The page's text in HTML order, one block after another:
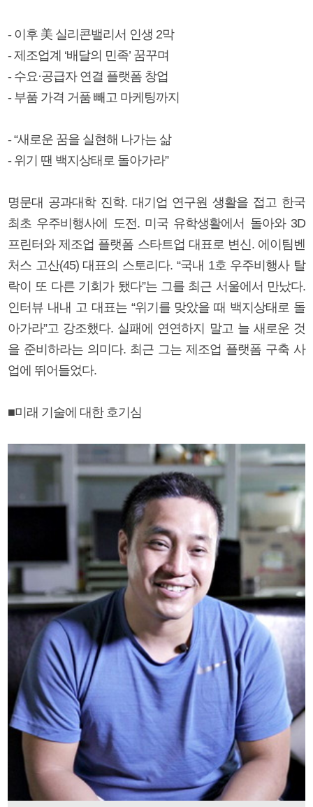
- 이후 美 실리콘밸리서 인생 2막
- 제조업계 ‘배달의 민족’ 꿈꾸며
- 수요·공급자 연결 플랫폼 창업
- 부품 가격 거품 빼고 마케팅까지
- “새로운 꿈을 실현해 나가는 삶
- 위기 땐 백지상태로 돌아가라”
명문대 공과대학 진학. 대기업 연구원 생활을 접고 한국
최초 우주비행사에 도전. 미국 유학생활에서 돌아와 3D
프린터와 제조업 플랫폼 스타트업 대표로 변신. 에이팀벤
처스 고산(45) 대표의 스토리다. “국내 1호 우주비행사 탈
락이 또 다른 기회가 됐다”는 그를 최근 서울에서 만났다.
인터뷰 내내 고 대표는 “위기를 맞았을 때 백지상태로 돌
아가라”고 강조했다. 실패에 연연하지 말고 늘 새로운 것
을 준비하라는 의미다. 최근 그는 제조업 플랫폼 구축 사
업에 뛰어들었다.
■미래 기술에 대한 호기심